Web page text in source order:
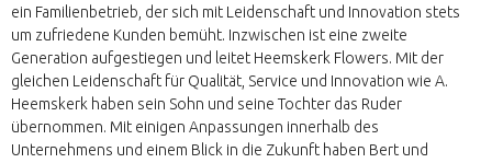
ein Familienbetrieb, der sich mit Leidenschaft und Innovation stets
um zufriedene Kunden bemüht. Inzwischen ist eine zweite
Generation aufgestiegen und leitet Heemskerk Flowers. Mit der
gleichen Leidenschaft für Qualität, Service und Innovation wie A.
Heemskerk haben sein Sohn und seine Tochter das Ruder
übernommen. Mit einigen Anpassungen innerhalb des
Unternehmens und einem Blick in die Zukunft haben Bert und